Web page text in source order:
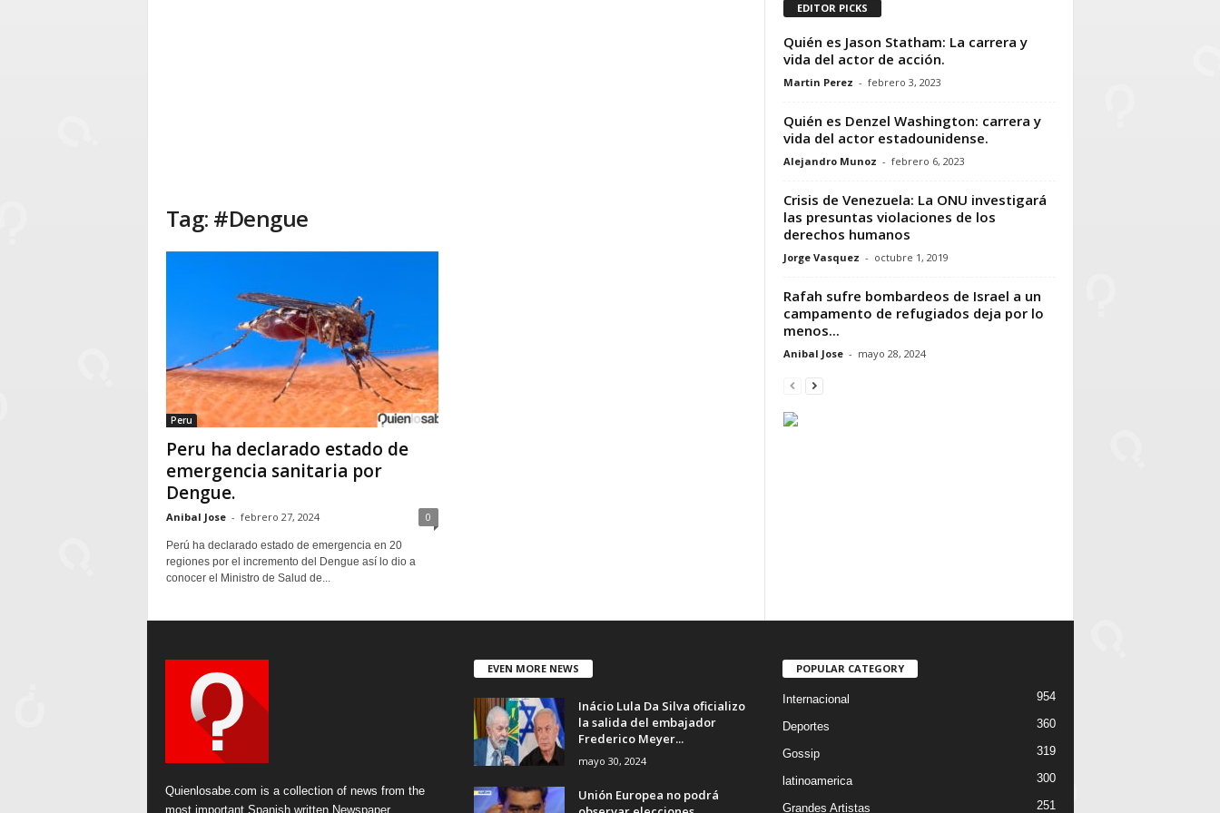
Tag: #Dengue
Peru
Peru ha declarado estado de
emergencia sanitaria por
Dengue.
Anibal Jose - febrero 27, 2024 0
Perú ha declarado estado de emergencia en 20
regiones por el incremento del Dengue así lo dio a
conocer el Ministro de Salud de...
EDITOR PICKS
Quién es Jason Statham: La carrera y
vida del actor de acción.
Martin Perez - febrero 3, 2023
Quién es Denzel Washington: carrera y
vida del actor estadounidense.
Alejandro Munoz - febrero 6, 2023
Crisis de Venezuela: La ONU investigará
las presuntas violaciones de los
derechos humanos
Jorge Vasquez - octubre 1, 2019
Rafah sufre bombardeos de Israel a un
campamento de refugiados deja por lo
menos...
Anibal Jose - mayo 28, 2024
Quienlosabe.com is a collection of news from the
most important Spanish written Newspaper.
EVEN MORE NEWS
Inácio Lula Da Silva oficializo
la salida del embajador
Frederico Meyer...
mayo 30, 2024
Unión Europea no podrá
POPULAR CATEGORY
Internacional 954
Deportes 360
Gossip 319
latinoamerica 300
Grandes Artistas 251